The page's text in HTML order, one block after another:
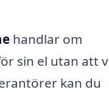
handlar om
sin el utan att
kan du